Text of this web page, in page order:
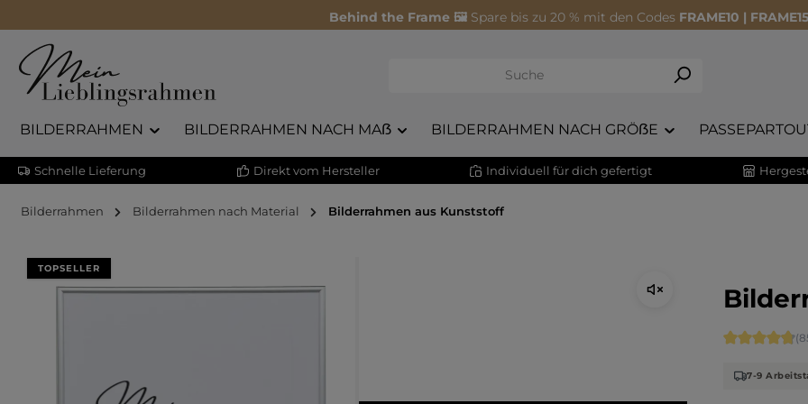
Behind the Frame 🖼️ Spare bis zu 20 % mit den Codes FRAME10 |
BILDERRAHMEN BILDERRAHMEN NACH MAẞ BILDERRAHMEN NACH GRÖẞE
Schnelle Lieferung Direkt vom Hersteller Individuell für dich gefertigt
Bilderrahmen Bilderrahmen nach Material Bilderrahmen aus Kunststoff
Bildergalerie überspringen
TOPSELLER
7-9